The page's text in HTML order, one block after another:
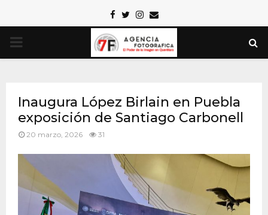
Facebook
TwitterInstagram
Email
PRIMARY
Inaugura López Birlain en Puebla
exposición de Santiago Carbonell
20 marzo, 2026 31